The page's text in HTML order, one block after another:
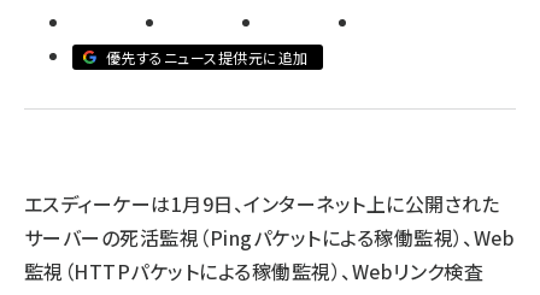
セミナー (2318)
優先するニュース提供元に追加
エスディーケーは1月9日、インターネット上に公開された
サーバーの死活監視（Pingパケットによる稼働監視）、Web
監視（HTTPパケットによる稼働監視）、Webリンク検査